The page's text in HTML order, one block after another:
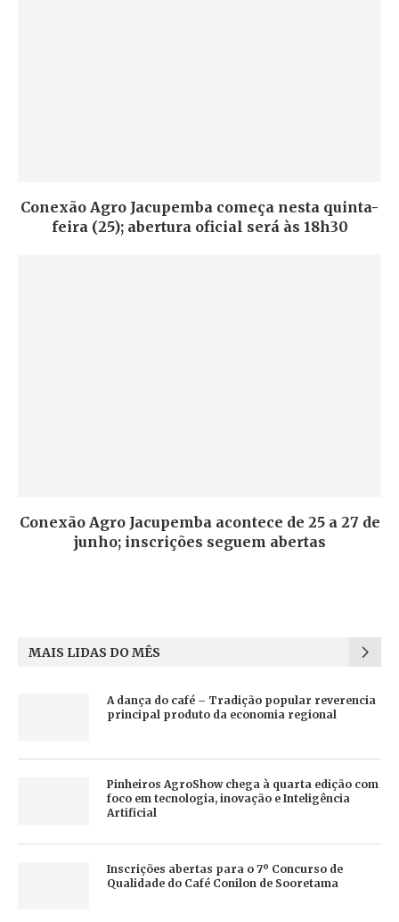
Conexão Agro Jacupemba começa nesta quinta-
feira (25); abertura oficial será às 18h30
Conexão Agro Jacupemba acontece de 25 a 27 de
junho; inscrições seguem abertas
MAIS LIDAS DO MÊS
A dança do café – Tradição popular reverencia
principal produto da economia regional
Pinheiros AgroShow chega à quarta edição com
foco em tecnologia, inovação e Inteligência
Artificial
Inscrições abertas para o 7º Concurso de
Qualidade do Café Conilon de Sooretama